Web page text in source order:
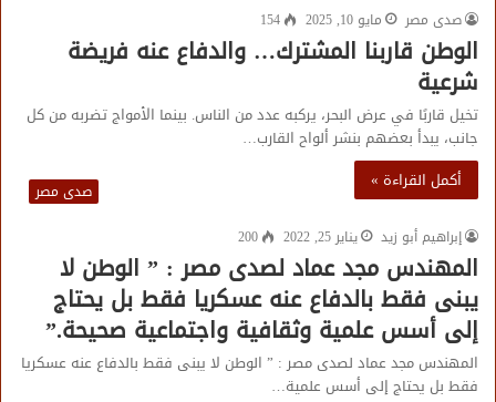
صدى مصر
مايو 10, 2025 154
الوطن قاربنا المشترك… والدفاع عنه فريضة
شرعية
تخيل قاربًا في عرض البحر، يركبه عدد من الناس. بينما الأمواج تضربه من كل
جانب، يبدأ بعضهم بنشر ألواح القارب…
أكمل القراءة »
صدى مصر
إبراهيم أبو زيد
يناير 25, 2022 200
المهندس مجد عماد لصدى مصر : ” الوطن لا
يبنى فقط بالدفاع عنه عسكريا فقط بل يحتاج
إلى أسس علمية وثقافية واجتماعية صحيحة.”
المهندس مجد عماد لصدى مصر : ” الوطن لا يبنى فقط بالدفاع عنه عسكريا
فقط بل يحتاج إلى أسس علمية…